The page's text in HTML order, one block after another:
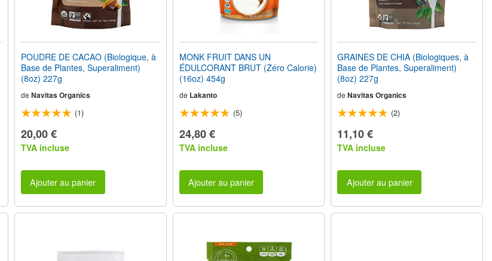
POUDRE DE CACAO (Biologique, à
Base de Plantes, Superaliment)
(8oz) 227g
de Navitas Organics
(1)
20,00 €
TVA incluse
Ajouter au panier
MONK FRUIT DANS UN
ÉDULCORANT BRUT (Zéro Calorie)
(16oz) 454g
de Lakanto
(5)
24,80 €
TVA incluse
Ajouter au panier
GRAINES DE CHIA (Biologiques, à
Base de Plantes, Superaliment)
(8oz) 227g
de Navitas Organics
(2)
11,10 €
TVA incluse
Ajouter au panier